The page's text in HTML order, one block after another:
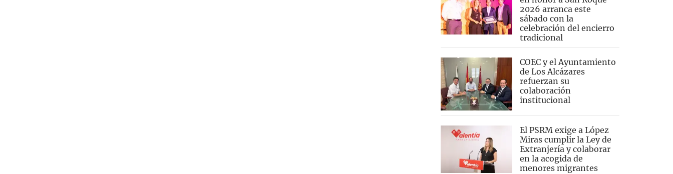
2026 arranca este
sábado con la
celebración del encierro
tradicional
COEC y el Ayuntamiento
de Los Alcázares
refuerzan su
colaboración
institucional
El PSRM exige a López
Miras cumplir la Ley de
Extranjería y colaborar
en la acogida de
menores migrantes